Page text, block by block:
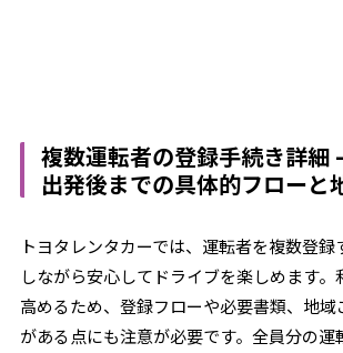
複数運転者の登録手続き詳細
出発後までの具体的フローと
トヨタレンタカーでは、運転者を複数登
しながら安心してドライブを楽しめます。
高めるため、登録フローや必要書類、地域
がある点にも注意が必要です。全員分の運